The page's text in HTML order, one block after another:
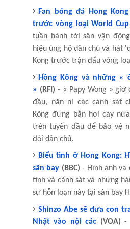
Fan bóng đá Hong
trước vòng loại World Cup
tuần hành tới sân vận
hiệu ủng hộ dân chủ và hát
Kong trước trận đấu vòng
Hồng Kông và những «
» (RFI) - « Papy Wong » giơ
đầu, năn nỉ các cảnh sát
Kông đừng bắn hơi cay
trên tuyến đầu để bảo vệ
đòi dân chủ.
Biểu tình ở Hong Kong:
sân bay (BBC) - Hình ảnh
tình và cảnh sát và những
sự hỗn loạn này tại sân bay
Shinzo Abe sẽ đưa con
Nhật vào nội các (VOA) -